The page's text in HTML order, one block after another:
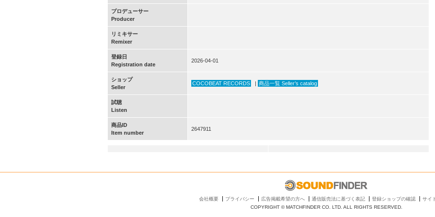
プロデューサー
Producer
リミキサー
Remixer
登録日
Registration date
2026-04-01
ショップ
Seller
COCOBEAT RECORDS | 商品一覧 Seller’s catalog
試聴
Listen
商品ID
Item number
2647911
会社概要 プライバシー 広告掲載希望の方へ 通信販売法に基づく表記 登録ショップの確認
サイ
COPYRIGHT © MATCHFINDER CO. LTD. ALL RIGHTS RESERVED.